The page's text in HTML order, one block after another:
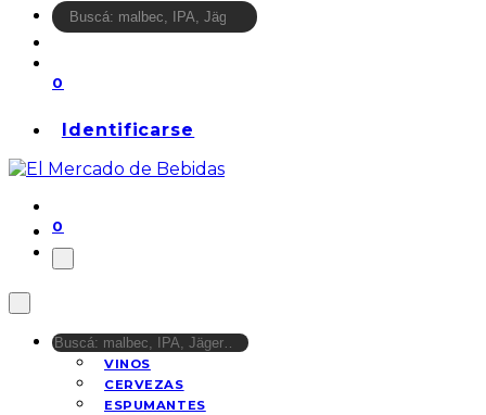
0
Identificarse
0
VINOS
CERVEZAS
ESPUMANTES